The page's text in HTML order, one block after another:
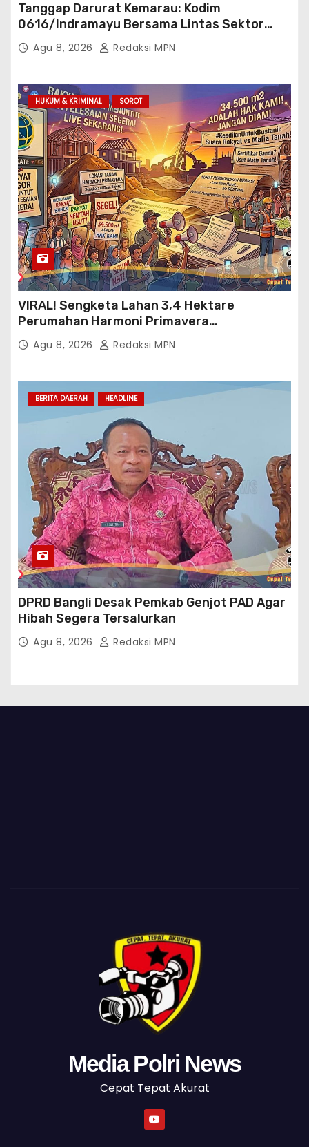
Tanggap Darurat Kemarau: Kodim
0616/Indramayu Bersama Lintas Sektor
Garap Bantuan Air Bersih Bertahap
Agu 8, 2026 Redaksi MPN
HUKUM & KRIMINAL SOROT
VIRAL! Sengketa Lahan 3,4 Hektare
Perumahan Harmoni Primavera
Klapanunggal, GMPRI Bogor Minta Menteri
Perumahan Blacklist PT BTC
Agu 8, 2026 Redaksi MPN
BERITA DAERAH HEADLINE
DPRD Bangli Desak Pemkab Genjot PAD Agar
Hibah Segera Tersalurkan
Agu 8, 2026 Redaksi MPN
Media Polri News
Cepat Tepat Akurat